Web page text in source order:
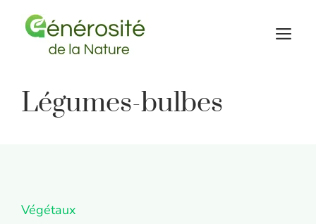
Légumes-bulbes
Végétaux